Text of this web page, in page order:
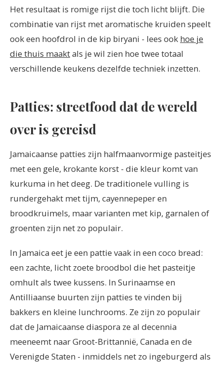
Het resultaat is romige rijst die toch licht blijft. Die
combinatie van rijst met aromatische kruiden speelt
ook een hoofdrol in de kip biryani - lees ook hoe je
die thuis maaktals je wil zien hoe twee totaal
verschillende keukens dezelfde techniek inzetten.
Patties: streetfood dat de wereld
over is gereisd
Jamaicaanse patties zijn halfmaanvormige pasteitjes
met een gele, krokante korst - die kleur komt van
kurkuma in het deeg. De traditionele vulling is
rundergehakt met tijm, cayennepeper en
broodkruimels, maar varianten met kip, garnalen of
groenten zijn net zo populair.
In Jamaica eet je een pattie vaak in een coco bread:
een zachte, licht zoete broodbol die het pasteitje
omhult als twee kussens. In Surinaamse en
Antilliaanse buurten zijn patties te vinden bij
bakkers en kleine lunchrooms. Ze zijn zo populair
dat de Jamaicaanse diaspora ze al decennia
meeneemt naar Groot-Brittannië, Canada en de
Verenigde Staten - inmiddels net zo ingeburgerd als